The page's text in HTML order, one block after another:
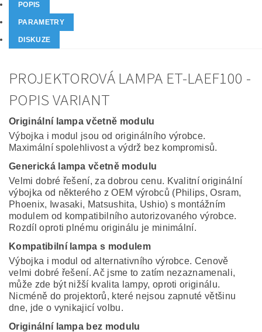
POPIS
PARAMETRY
DISKUZE
PROJEKTOROVÁ LAMPA ET-LAEF100 -
POPIS VARIANT
Originální lampa včetně modulu
Výbojka i modul jsou od originálního výrobce.
Maximální spolehlivost a výdrž bez kompromisů.
Generická lampa včetně modulu
Velmi dobré řešení, za dobrou cenu. Kvalitní originální
výbojka od některého z OEM výrobců (Philips, Osram,
Phoenix, Iwasaki, Matsushita, Ushio) s montážním
modulem od kompatibilního autorizovaného výrobce.
Rozdíl oproti plnému originálu je minimální.
Kompatibilní lampa s modulem
Výbojka i modul od alternativního výrobce. Cenově
velmi dobré řešení. Ač jsme to zatím nezaznamenali,
může zde být nižší kvalita lampy, oproti originálu.
Nicméně do projektorů, které nejsou zapnuté většinu
dne, jde o vynikajicí volbu.
Originální lampa bez modulu